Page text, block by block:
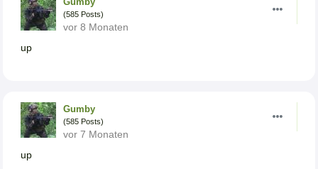
(585 Posts)
vor 8 Monaten
up
Gumby
(585 Posts)
vor 7 Monaten
up